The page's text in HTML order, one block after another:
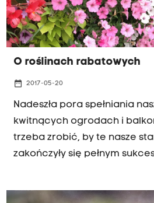
O roślinach rabatowych
date_range 2017-05-20
Nadeszła pora spełniania
kwitnących ogrodach i
trzeba zrobić, by te nasze
zakończyły się pełnym